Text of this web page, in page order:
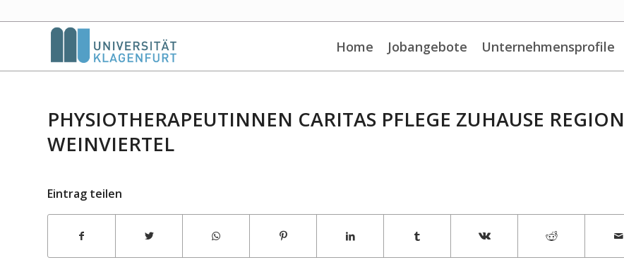
Home Jobangebote Unternehmensprofile
PHYSIOTHERAPEUTINNEN CARITAS PFLEGE ZUHAUSE REGION
WEINVIERTEL
Eintrag teilen